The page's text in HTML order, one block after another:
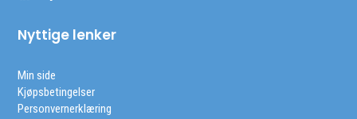
Nyttige lenker
Min side
Kjøpsbetingelser
Personvernerklæring